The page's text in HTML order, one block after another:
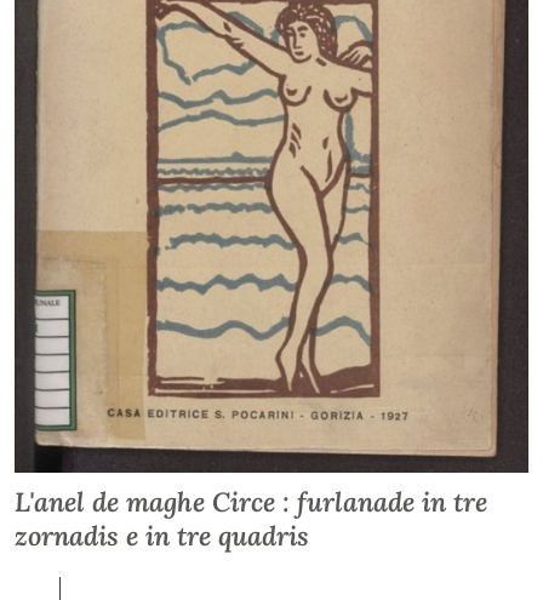
L'anel de maghe Circe : furlanade in tre
zornadis e in tre quadris